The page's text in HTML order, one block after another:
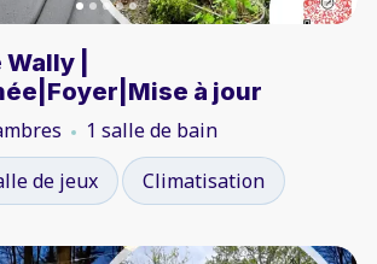
|
à jour
1 salle de bain
de jeux Climatisation